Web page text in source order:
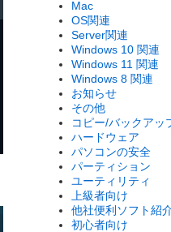
Mac
OS関連
Server関連
Windows 10 関連
Windows 11 関連
Windows 8 関連
お知らせ
その他
コピー/バックアッ
ハードウェア
パソコンの安全
パーティション
ユーティリティ
上級者向け
他社便利ソフト紹
初心者向け